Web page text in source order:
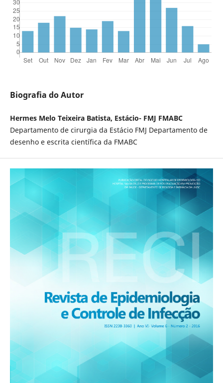
Biografia do Autor
Hermes Melo Teixeira Batista, Estácio- FMJ FMABC
Departamento de cirurgia da Estácio FMJ Departamento de
desenho e escrita científica da FMABC